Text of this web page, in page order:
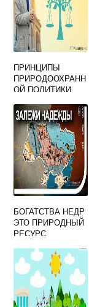
ПРИНЦИПЫ
ПРИРОДООХРАНН
ОЙ ПОЛИТИКИ
БОГАТСТВА НЕДР
ЭТО ПРИРОДНЫЙ
РЕСУРС